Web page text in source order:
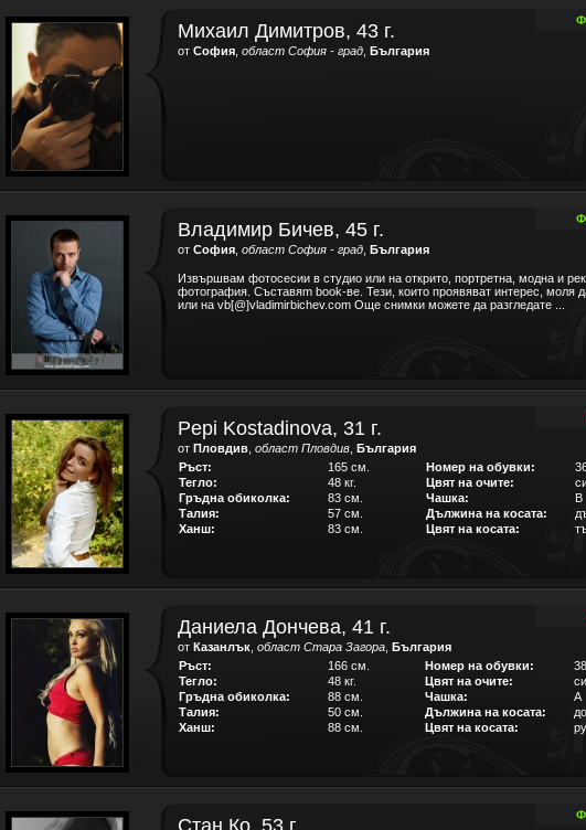
Михаил Димитров, 43 г.
от София област София - град България
Владимир Бичев, 45 г.
от София област София - град България
Извършвам фотосесии в студио или на открито, портретна, модна и
фотография. Съставяm book-ве. Тези, които проявяват интерес, моля
или на vb[@]vladimirbichev.com Още снимки можете да разгледате ...
Pepi Kostadinova, 31 г.
от Пловдив област Пловдив България
Ръст:
165 см. Номер на обувки:
Тегло:
48 кг. Цвят на очите:
Гръдна обиколка:
83 см. Чашка:
B
Талия:
57 см. Дължина на косата:
Ханш:
83 см. Цвят на косата:
Даниела Дончева, 41 г.
от Казанлък област Стара Загора България
Ръст:
166 см. Номер на обувки:
38
Тегло:
48 кг. Цвят на очите:
Гръдна обиколка:
88 см. Чашка:
A
Талия:
50 см. Дължина на косата:
Ханш:
88 см. Цвят на косата:
Стан Ко, 53 г.